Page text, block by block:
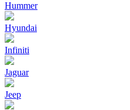
Hummer
Hyundai
Infiniti
Jaguar
Jeep